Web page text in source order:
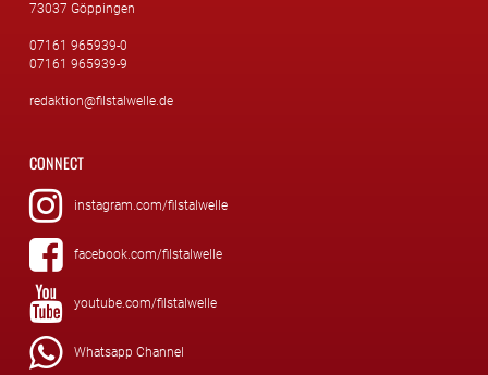
73037 Göppingen
07161 965939-0
07161 965939-9
redaktion@filstalwelle.de
CONNECT
instagram.com/filstalwelle
facebook.com/filstalwelle
youtube.com/filstalwelle
Whatsapp Channel